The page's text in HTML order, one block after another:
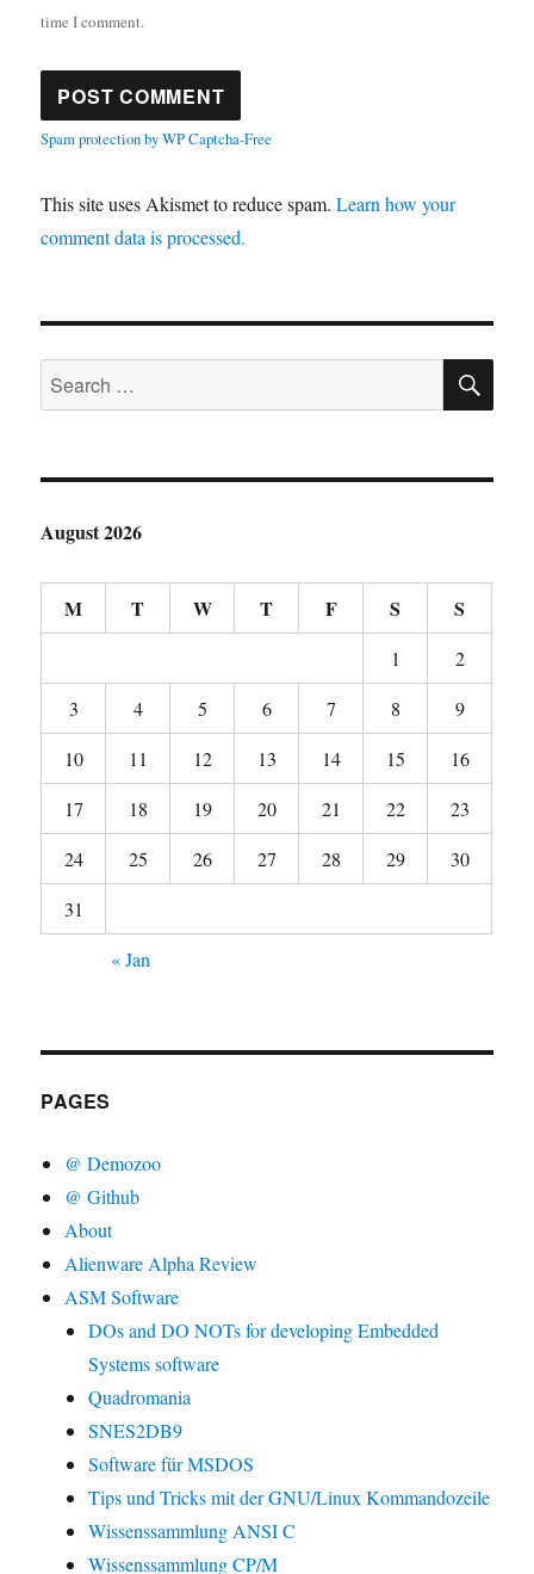
time I comment.
Spam protection by WP Captcha-Free
This site uses Akismet to reduce spam.Learn how your
comment data is processed.
Search
for:
August 2026
M T W T F S S
1
2
3
4 5 6 7 8
9
10
11 12 13 14 15
16
17
18 19 20 21 22
23
24
25 26 27 28 29
30
31
« Jan
PAGES
@ Demozoo
@ Github
About
Alienware Alpha Review
ASM Software
DOs and DO NOTs for developing Embedded
Systems software
Quadromania
SNES2DB9
Software für MSDOS
Tips und Tricks mit der GNU/Linux Kommandozeile
Wissenssammlung ANSI C
Wissenssammlung CP/M